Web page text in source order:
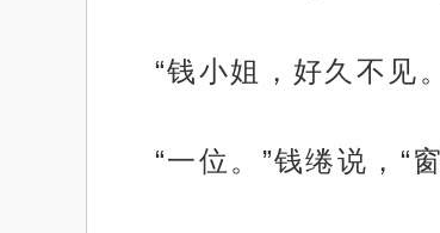
“钱小姐，好久不见
“一位。”钱绻说，“